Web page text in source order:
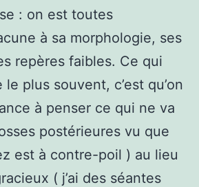
: on est toutes
à sa morphologie, ses
repères faibles. Ce qui
plus souvent, c’est qu’on
à penser ce qui ne va
postérieures vu que
est à contre-poil ) au lieu
( j’ai des séantes